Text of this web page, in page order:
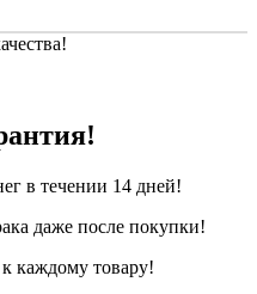
в течении 14 дней!
даже после покупки!
каждому товару!